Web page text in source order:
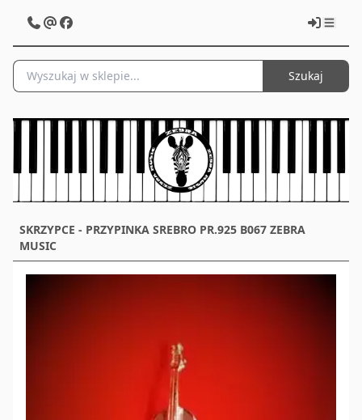
Szukaj
SKRZYPCE - PRZYPINKA SREBRO PR.925 B067 ZEBRA
MUSIC